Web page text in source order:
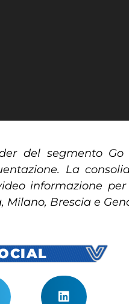
del segmento
La
informazione
Brescia e